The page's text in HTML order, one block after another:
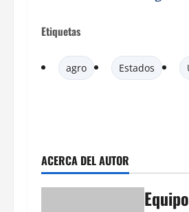
Etiquetas
agro Estados
ACERCA DEL AUTOR